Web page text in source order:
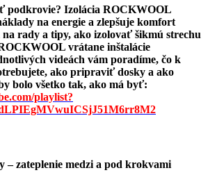
podkrovie? Izolácia ROCKWOOL
na energie a zlepšuje komfort
na rady a tipy, ako izolovať šikmú strechu
vrátane inštalácie
videách vám poradíme, čo k
ako pripraviť dosky a ako
bolo všetko tak, ako má byť:
playlist?
– zateplenie medzi a pod krokvami